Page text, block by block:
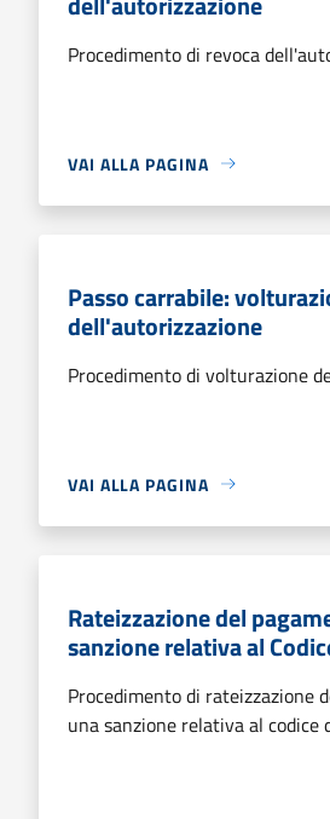
Procedimento di revoca
VAI ALLA PAGINA
Passo carrabile:
dell'autorizzazione
Procedimento di volturazione
VAI ALLA PAGINA
Rateizzazione del
sanzione relativa al
Procedimento di rateizzazione
una sanzione relativa al codice